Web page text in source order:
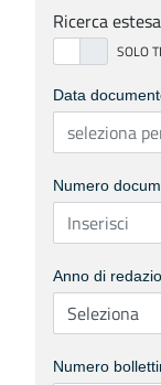
Ricerca
Data
Numero
Anno di
Numero